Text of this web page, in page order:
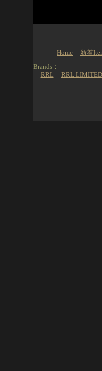
Home 新着
Brands：
RRL
RRL